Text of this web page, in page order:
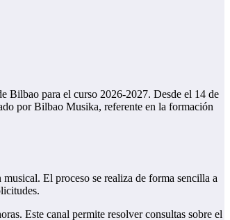
Bilbao para el curso 2026-2027. Desde el 14 de
por Bilbao Musika, referente en la formación
El proceso se realiza de forma sencilla a
Este canal permite resolver consultas sobre el